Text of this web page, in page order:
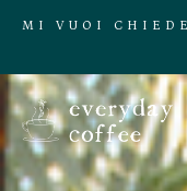
MI VUOI